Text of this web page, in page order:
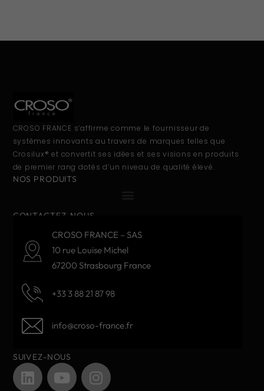
CROSO FRANCE s’affirme comme le fournisseur de
systèmes innovants au travers de marques telles que
Crosilux® et convertit ses idées et ses visions en produits
de premier rang dotés d’un niveau de qualité élevé.
NOS PRODUITS
CONTACTEZ-NOUS
CROSO FRANCE – SAS
10 rue Louise Michel
67200 Strasbourg France
+33 3 88 21 87 98
info@croso-france.fr
SUIVEZ-NOUS